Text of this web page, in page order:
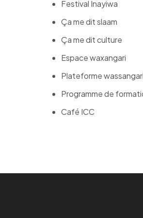
Festival Inayiwa
Ça me dit slaam
Ça me dit culture
Espace waxangari
Plateforme wassangari
Programme de
Café ICC